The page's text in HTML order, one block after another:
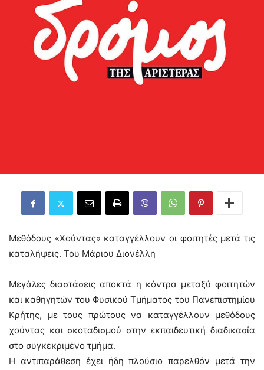
Μεθόδους «Χούντας» καταγγέλλουν οι φοιτητές μετά τις
καταλήψεις. Του Μάριου Διονέλλη
Μεγάλες διαστάσεις αποκτά η κόντρα μεταξύ φοιτητών
και καθηγητών του Φυσικού Τμήματος του Πανεπιστημίου
Κρήτης, με τους πρώτους να καταγγέλλουν μεθόδους
χούντας και σκοταδισμού στην εκπαιδευτική διαδικασία
στο συγκεκριμένο τμήμα.
Η αντιπαράθεση έχει ήδη πλούσιο παρελθόν μετά την